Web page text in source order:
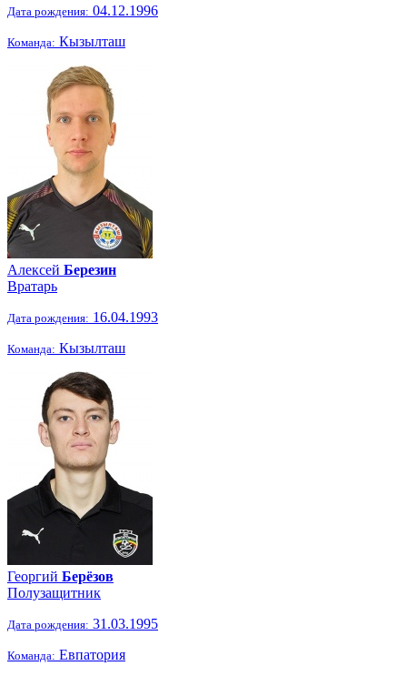
Дата рождения: 04.12.1996
Команда: Кызылташ
Алексей Березин
Вратарь
Дата рождения: 16.04.1993
Команда: Кызылташ
Георгий Берёзов
Полузащитник
Дата рождения: 31.03.1995
Команда: Евпатория